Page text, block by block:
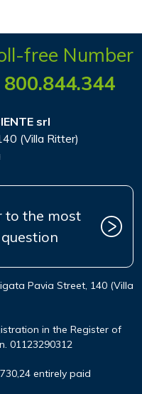
free Number
800.844.344
srl
(Villa Ritter)
to the most
Pavia Street, 140 (Villa
in the Register of
01123290312
entirely paid